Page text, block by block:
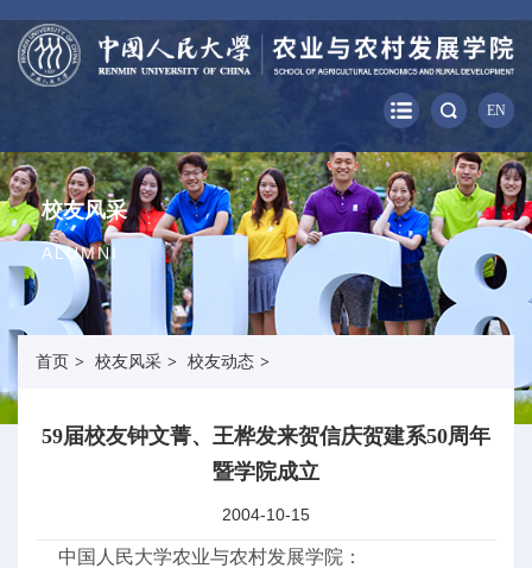
EN
校友风采
ALUMNI
首页 > 校友风采 > 校友动态 >
59届校友钟文菁、王桦发来贺信庆贺建系50周年
暨学院成立
2004-10-15
中国人民大学农业与农村发展学院：